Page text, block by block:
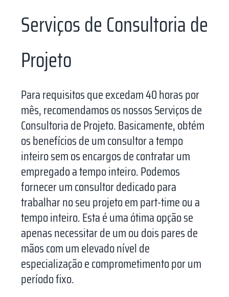
Serviços de Consultoria de
Projeto
Para requisitos que excedam 40 horas por
mês, recomendamos os nossos Serviços de
Consultoria de Projeto. Basicamente, obtém
os benefícios de um consultor a tempo
inteiro sem os encargos de contratar um
empregado a tempo inteiro. Podemos
fornecer um consultor dedicado para
trabalhar no seu projeto em part-time ou a
tempo inteiro. Esta é uma ótima opção se
apenas necessitar de um ou dois pares de
mãos com um elevado nível de
especialização e comprometimento por um
período fixo.